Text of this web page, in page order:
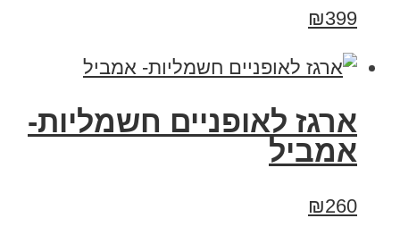
₪399
ארגז לאופניים חשמליות-
אמביל
₪260